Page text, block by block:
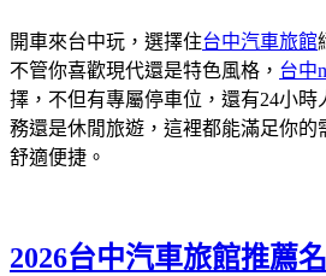
開車來台中玩，選擇住台中汽車旅館
不管你喜歡現代還是特色風格， 台中
擇，不但有專屬停車位，還有24小時
務還是休閒旅遊，這裡都能滿足你的
舒適便捷。
2026台中汽車旅館推薦